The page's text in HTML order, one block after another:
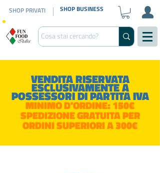
SHOP PRIVATI SHOP BUSINESS
VENDITA RISERVATA
ESCLUSIVAMENTE A
POSSESSORI DI PARTITA IVA
MINIMO D'ORDINE: 150€
SPEDIZIONE GRATUITA PER
ORDINI SUPERIORI A 300€